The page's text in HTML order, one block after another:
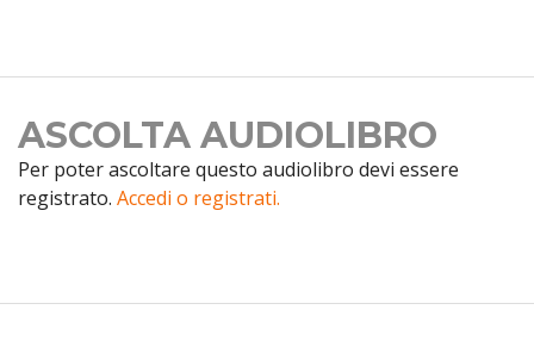
ASCOLTA AUDIOLIBRO
Per poter ascoltare questo audiolibro devi essere
registrato. Accedi o registrati.